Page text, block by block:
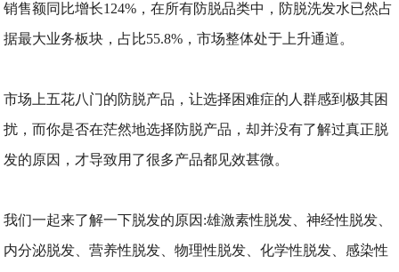
销售额同比增长124%，在所有防脱品类中，防脱洗发水已然占
据最大业务板块，占比55.8%，市场整体处于上升通道。
市场上五花八门的防脱产品，让选择困难症的人群感到极其困
扰，而你是否在茫然地选择防脱产品，却并没有了解过真正脱
发的原因，才导致用了很多产品都见效甚微。
我们一起来了解一下脱发的原因:雄激素性脱发、神经性脱发、
内分泌脱发、营养性脱发、物理性脱发、化学性脱发、感染性